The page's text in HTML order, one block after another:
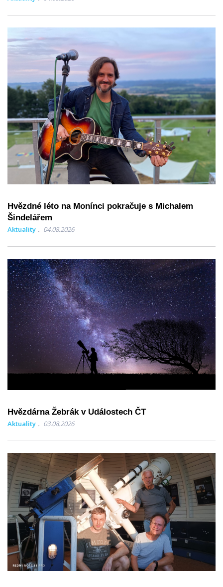
Hvězdné léto na Monínci pokračuje s Michalem
Šindelářem
Aktuality 04.08.2026
Hvězdárna Žebrák v Událostech ČT
Aktuality 03.08.2026